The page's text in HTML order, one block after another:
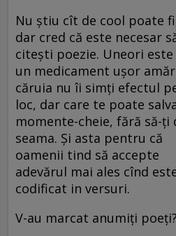
Nu știu cît de cool poate
dar cred că este necesar
citești poezie. Uneori este
un medicament ușor
căruia nu îi simți efectul
loc, dar care te poate
momente-cheie, fără să-ți
seama. Și asta pentru că
oamenii tind să accepte
adevărul mai ales cînd
codificat in versuri.
V-au marcat anumiți poeți?